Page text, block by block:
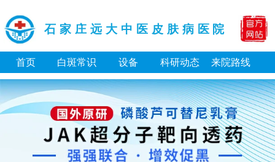
石家庄远大中医皮肤病医院
首页 白斑常识 设备 科研动态 来院路线